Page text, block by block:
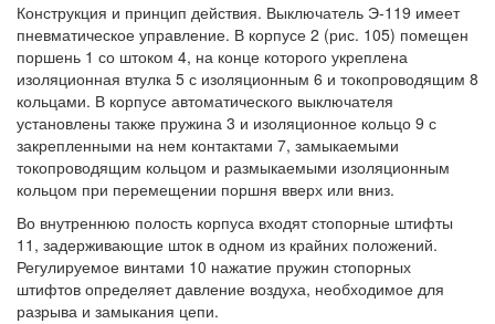
Конструкция и принцип действия. Выключатель Э-119 имеет
пневматическое управление. В корпусе 2 (рис. 105) помещен
поршень 1 со штоком 4, на конце которого укреплена
изоляционная втулка 5 с изоляционным 6 и токопроводящим 8
кольцами. В корпусе автоматического выключателя
установлены также пружина 3 и изоляционное кольцо 9 с
закрепленными на нем контактами 7, замыкаемыми
токопроводящим кольцом и размыкаемыми изоляционным
кольцом при перемещении поршня вверх или вниз.
Во внутреннюю полость корпуса входят стопорные штифты
11, задерживающие шток в одном из крайних положений.
Регулируемое винтами 10 нажатие пружин стопорных
штифтов определяет давление воздуха, необходимое для
разрыва и замыкания цепи.